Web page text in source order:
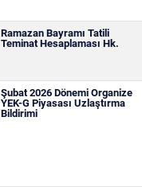
Ramazan Bayramı Tatili
Teminat Hesaplaması Hk.
Şubat 2026 Dönemi Organize
YEK-G Piyasası Uzlaştırma
Bildirimi